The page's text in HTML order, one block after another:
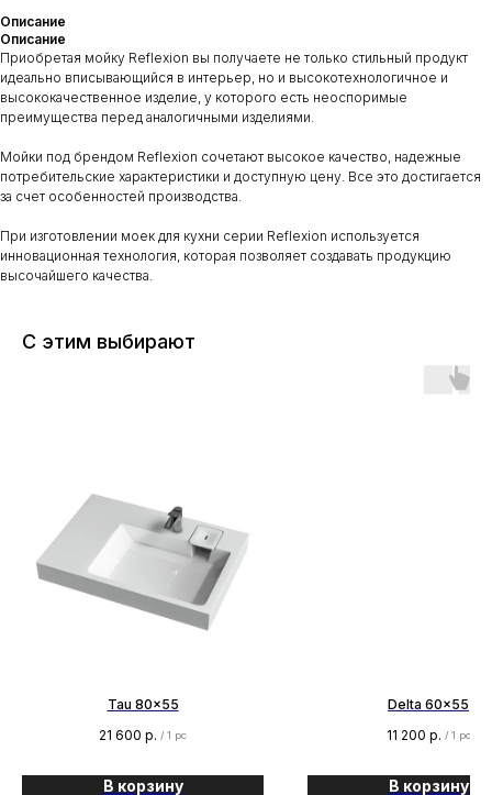
Описание
Описание
Приобретая мойку Reflexion вы получаете не только стильный продукт
идеально вписывающийся в интерьер, но и высокотехнологичное и
высококачественное изделие, у которого есть неоспоримые
преимущества перед аналогичными изделиями.
Мойки под брендом Reflexion сочетают высокое качество, надежные
потребительские характеристики и доступную цену. Все это достигается
за счет особенностей производства.
При изготовлении моек для кухни серии Reflexion используется
инновационная технология, которая позволяет создавать продукцию
высочайшего качества.
С этим выбирают
Tau 80x55
21 600 р. / 1 pc
В корзину
Delta 60x55
11 200 р. / 1 pc
В корзину